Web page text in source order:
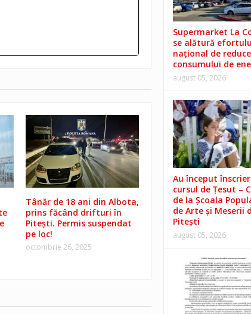
Tânăr de 18 ani din Albota,
prins făcând drifturi în
Pitești. Permis suspendat
pe loc!
octombrie 26, 2025
Supermarket La
se alătură
național de
consumului de
august 05, 2026
Au început
cursul de Țesut –
de la Școala
de Arte și Meserii
Pitești
august 05, 2026